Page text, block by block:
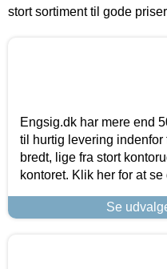
stort sortiment til gode
Engsig.dk har mere end
til hurtig levering
bredt, lige fra stort
kontoret. Klik her for at
Se